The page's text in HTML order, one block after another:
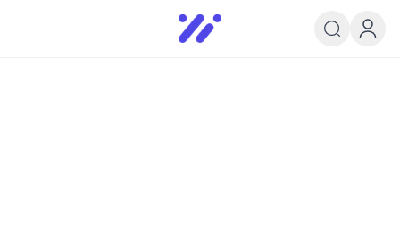
Infoedu
Ta&#039;lim xabarlari va